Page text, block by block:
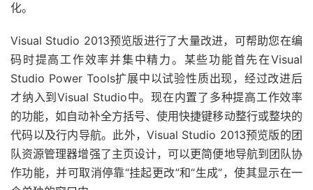
化。
Visual Studio 2013预览版进行了大量改进，可帮助您在编
码时提高工作效率并集中精力。某些功能首先在Visual
Studio Power Tools扩展中以试验性质出现，经过改进后
才纳入到Visual Studio中。现在内置了多种提高工作效率
的功能，如自动补全方括号、使用快捷键移动整行或整块的
代码以及行内导航。此外，Visual Studio 2013预览版的团
队资源管理器增强了主页设计，可以更简便地导航到团队协
作功能，并可取消停靠“挂起更改”和“生成”，使其显示在一